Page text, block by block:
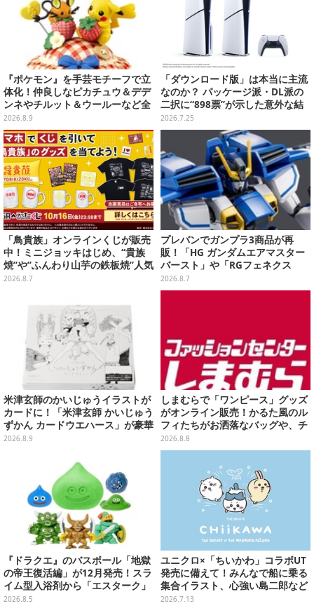
『ポケモン』を手芸モチーフで立
体化！仲良しなピカチュウ＆デデ
ンネやチルット＆ウールーなど全
6種
2026.8.9
「ダウンロード版」は本当に主流
なのか？ パッケージ派・DL派の
二択に“898票”が示した意外な結
末【アンケ結果】
2026.7.25
「鳥貴族」オンラインくじが販売
中！ミニジョッキはじめ、“貴族
焼”や”ふんわり山芋の鉄板焼”人気
メニューTシャツなどラインナッ
2026.8.7
プレバンでガンプラ3商品が再
販！「HG ガンダムエアマスター
バースト」や「RGフェネクス
（ナラティブVer.）」も
2026.8.7
米津玄師のかいじゅうイラストが
カードに！「米津玄師 かいじゅう
ずかん カードウエハース」が豪華
ラインナップ
2026.8.9
しまむらで「ワンピース」グッズ
がオンライン販売！かるた風のル
フィたちがお洒落なバッグや、チ
ョッパーが可愛いサンダルも
2026.8.8
『ドラクエ』のバスボール「地獄
の帝王復活編」が12月発売！スラ
イム型入浴剤から「エスターク」
「デスピサロ」ら6体が飛び出す
2026.8.5
ユニクロ×「ちいかわ」コラボUT
発売に備えて！みんなで船に乗る
集合イラスト、心強い島二郎など
映画を記念した特別コレクション
2026.7.13